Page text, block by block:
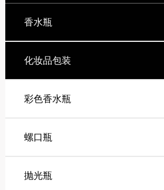
香水瓶
化妆品包装
彩色香水瓶
螺口瓶
抛光瓶